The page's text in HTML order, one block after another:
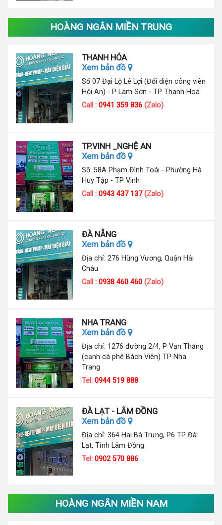
HOÀNG NGÂN MIỀN TRUNG
THANH HÓA
Xem bản đồ
Số 07 Đại Lộ Lê Lợi (Đối diện công viên
Hội An) - P Lam Sơn - TP Thanh Hoá
Call :0941 359 836 (Zalo)
TP.VINH _NGHỆ AN
Xem bản đồ
Số: 58A Phạm Đình Toái - Phường Hà
Huy Tập - TP Vinh
Call :0943 437 137(Zalo)
ĐÀ NẴNG
Xem bản đồ
Địa chỉ: 276 Hùng Vương, Quận Hải
Châu
Call :0938 460 460 (Zalo)
NHA TRANG
Xem bản đồ
Địa chỉ: 1276 đường 2/4, P Vạn Thắng
(cạnh cà phê Bách Viên) TP Nha
Trang
Tel:0944 519 888
ĐÀ LẠT - LÂM ĐỒNG
Xem bản đồ
Địa chỉ: 364 Hai Bà Trưng, P6 TP Đà
Lạt, Tỉnh Lâm Đồng
Tel:0902 570 886
HOÀNG NGÂN MIỀN NAM